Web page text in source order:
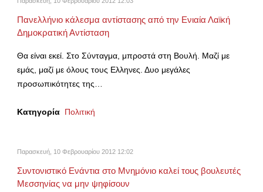
Πανελλήνιο κάλεσμα αντίστασης από την Ενιαία Λαϊκή
Δημοκρατική Αντίσταση
Θα είναι εκεί. Στο Σύνταγμα, μπροστά στη Βουλή. Μαζί με
εμάς, μαζί με όλους τους Ελληνες. Δυο μεγάλες
προσωπικότητες της…
Κατηγορία Πολιτική
Παρασκευή, 10 Φεβρουαρίου 2012 12:02
Συντονιστικό Ενάντια στο Μνημόνιο καλεί τους βουλευτές
Μεσσηνίας να μην ψηφίσουν